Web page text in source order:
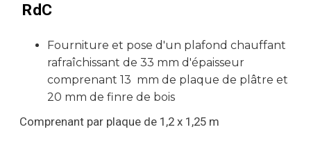
RdC
Fourniture et pose d'un plafond chauffant
rafraîchissant de 33 mm d'épaisseur
comprenant 13 mm de plaque de plâtre et
20 mm de finre de bois
Comprenant par plaque de 1,2 x 1,25 m